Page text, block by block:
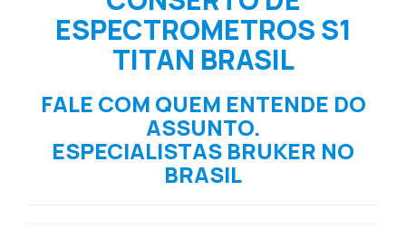
ESPECTROMETROS S1
TITAN BRASIL
FALE COM QUEM ENTENDE DO
ASSUNTO.
ESPECIALISTAS BRUKER NO
BRASIL